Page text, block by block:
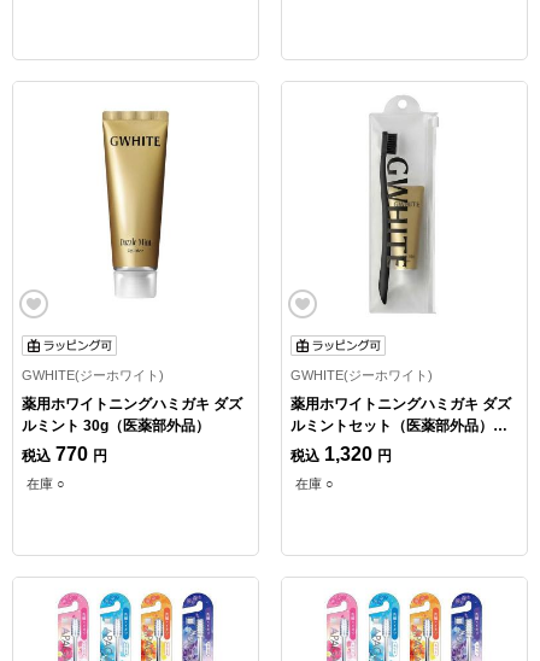
GWHITE(ジーホワイト)
薬用ホワイトニングハミガキ ダズ
ルミント 30g（医薬部外品）
税込 770 円
在庫 ○
GWHITE(ジーホワイト)
薬用ホワイトニングハミガキ ダズ
ルミントセット（医薬部外品）
【数量限定】
税込 1,320 円
在庫 ○